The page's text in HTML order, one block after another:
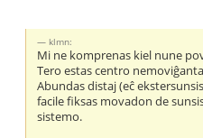
klmn:
Mi ne komprenas kiel nune
Tero estas centro
Abundas distaj (eĉ
facile fiksas movadon de
sistemo.